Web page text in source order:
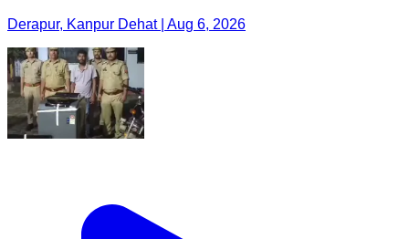
Derapur, Kanpur Dehat | Aug 6, 2026